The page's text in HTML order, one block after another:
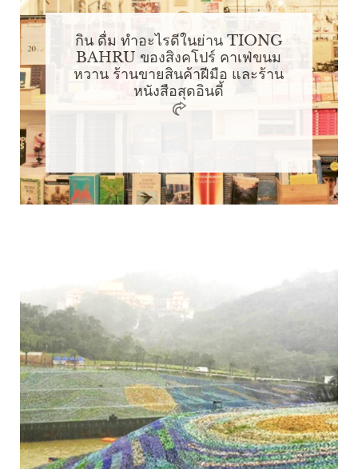
กิน ดื่ม ทำอะไรดีในย่าน TIONG
BAHRU ของสิงคโปร์ คาเฟ่ขนม
หวาน ร้านขายสินค้าฝีมือ และร้าน
หนังสือสุดอินดี้